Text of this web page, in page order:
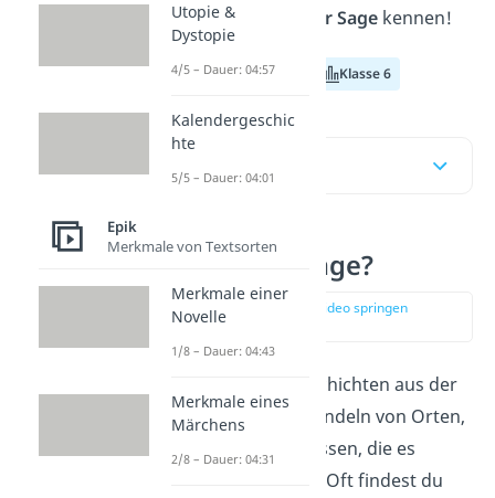
du alleMerkmale einer Sage kennen!
Klasse 4 Klasse 5 Klasse 6
Was ist eine Sage?
zur Stelle im Video springen
Sagen sind kurze Geschichten aus der
Vergangenheit
. Sie handeln von Orten,
Personen und Ereignissen, die es
gegeben hat. Oft findest du
Utopie &
Dystopie
4/5 – Dauer: 04:57
Kalendergeschic
hte
5/5 – Dauer: 04:01
Epik
Merkmale von Textsorten
Merkmale einer
Novelle
1/8 – Dauer: 04:43
Merkmale eines
Märchens
2/8 – Dauer: 04:31